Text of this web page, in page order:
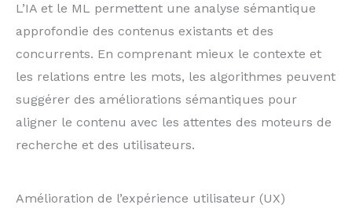
L’IA et le ML permettent une analyse sémantique
approfondie des contenus existants et des
concurrents. En comprenant mieux le contexte et
les relations entre les mots, les algorithmes peuvent
suggérer des améliorations sémantiques pour
aligner le contenu avec les attentes des moteurs de
recherche et des utilisateurs.
Amélioration de l’expérience utilisateur (UX)